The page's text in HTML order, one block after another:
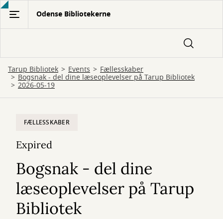
Gå
hovedindhold
Odense Bibliotekerne
Tarup Bibliotek Events Fællesskaber
Bogsnak - del dine læseoplevelser på Tarup Bibliotek
2026-05-19
FÆLLESSKABER
Expired
Bogsnak - del dine
læseoplevelser på Tarup
Bibliotek